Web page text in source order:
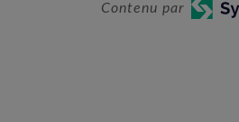
Contenu par